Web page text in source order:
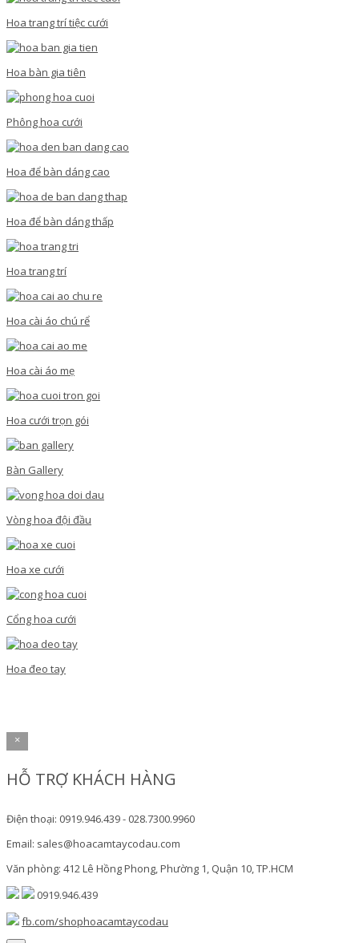
Hoa trang trí tiệc cưới
Hoa bàn gia tiên
Phông hoa cưới
Hoa để bàn dáng cao
Hoa để bàn dáng thấp
Hoa trang trí
Hoa cài áo chú rể
Hoa cài áo mẹ
Hoa cưới trọn gói
Bàn Gallery
Vòng hoa đội đầu
Hoa xe cưới
Cổng hoa cưới
Hoa đeo tay
×
HỖ TRỢ KHÁCH HÀNG
Điện thoại: 0919.946.439 - 028.7300.9960
Email: sales@hoacamtaycodau.com
Văn phòng: 412 Lê Hồng Phong, Phường 1, Quận 10, TP.HCM
0919.946.439
fb.com/shophoacamtaycodau